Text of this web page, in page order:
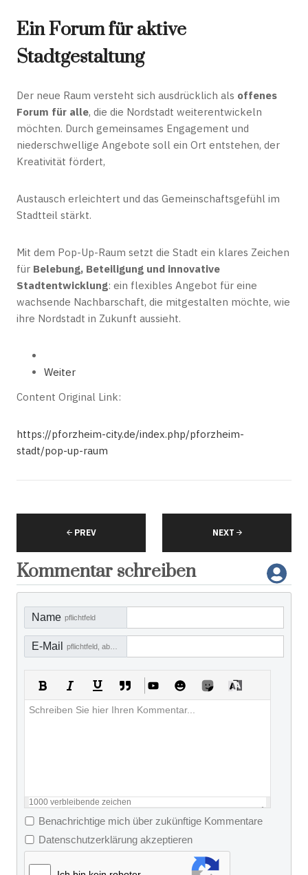
Ein Forum für aktive
Stadtgestaltung
Der neue Raum versteht sich ausdrücklich als offenes
Forum für alle, die die Nordstadt weiterentwickeln
möchten. Durch gemeinsames Engagement und
niederschwellige Angebote soll ein Ort entstehen, der
Kreativität fördert,
Austausch erleichtert und das Gemeinschaftsgefühl im
Stadtteil stärkt.
Mit dem Pop-Up-Raum setzt die Stadt ein klares Zeichen
für Belebung, Beteiligung und innovative
Stadtentwicklung: ein flexibles Angebot für eine
wachsende Nachbarschaft, die mitgestalten möchte, wie
ihre Nordstadt in Zukunft aussieht.
Weiter
Content Original Link:
https://pforzheim-city.de/index.php/pforzheim-
stadt/pop-up-raum
PREV NEXT
Kommentar schreiben
Name pflichtfeld
E-Mail
1000 verbleibende zeichen
Benachrichtige mich über zukünftige Kommentare
Datenschutzerklärung akzeptieren